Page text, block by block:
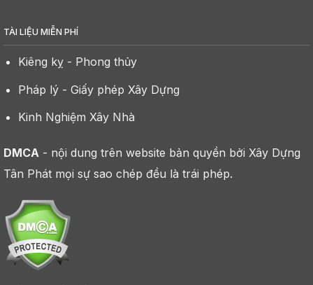
TÀI LIỆU MIỄN PHÍ
Kiêng kỵ - Phong thủy
Pháp lý - Giấy phép Xây Dựng
Kinh Nghiệm Xây Nhà
DMCA - nội dung trên website bản quyền bởi Xây Dựng
Tân Phát mọi sự sao chép đều là trái phép.